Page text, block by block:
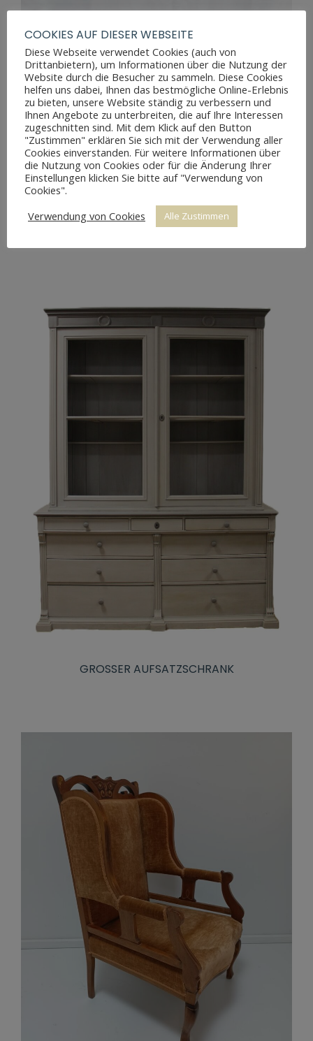
BIEDERMEIER RUNDDECKELTRUHE
GROSSER AUFSATZSCHRANK
COOKIES AUF DIESER WEBSEITE
Diese Webseite verwendet Cookies (auch von
Drittanbietern), um Informationen über die Nutzung der
Website durch die Besucher zu sammeln. Diese Cookies
helfen uns dabei, Ihnen das bestmögliche Online-Erlebnis
zu bieten, unsere Website ständig zu verbessern und
Ihnen Angebote zu unterbreiten, die auf Ihre Interessen
zugeschnitten sind. Mit dem Klick auf den Button
"Zustimmen" erklären Sie sich mit der Verwendung aller
Cookies einverstanden. Für weitere Informationen über
die Nutzung von Cookies oder für die Änderung Ihrer
Einstellungen klicken Sie bitte auf "Verwendung von
Cookies".
Verwendung von Cookies
Alle Zustimmen